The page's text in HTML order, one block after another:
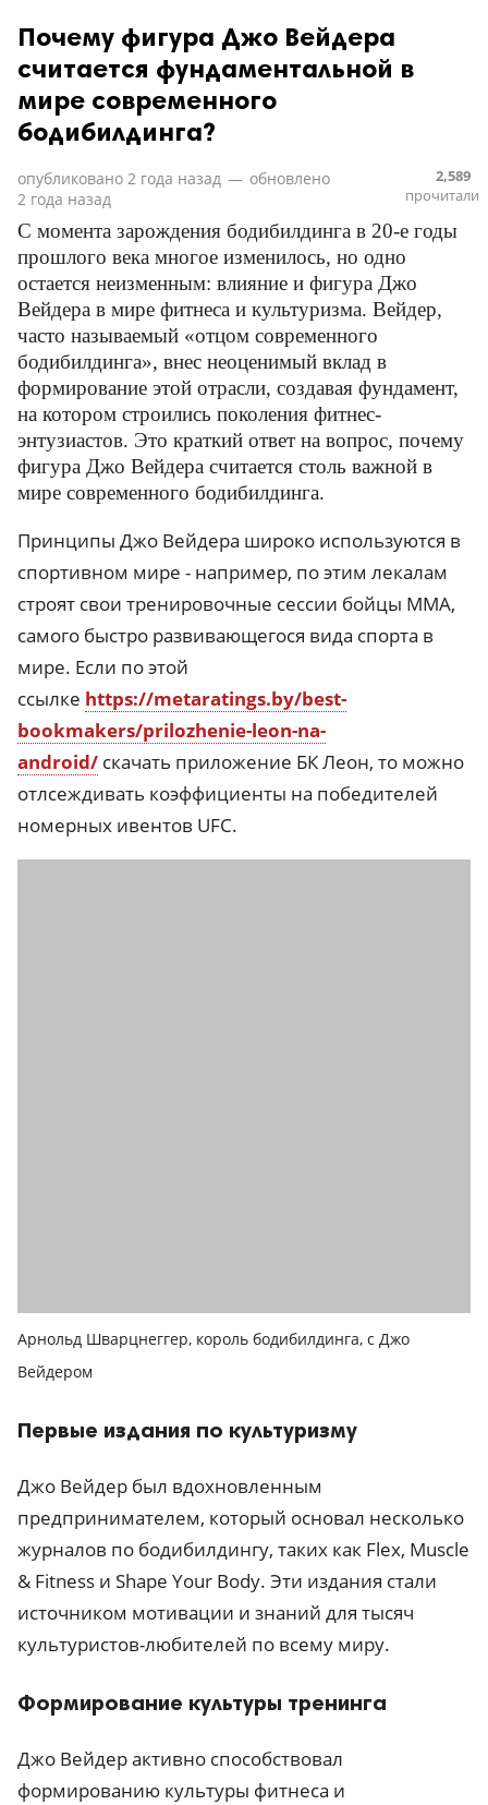
Почему фигура Джо Вейдера
считается фундаментальной в
мире современного
бодибилдинга?
опубликовано 2 года назад — обновлено
2 года назад
2,589
прочитали
С момента зарождения бодибилдинга в 20-е годы
прошлого века многое изменилось, но одно
остается неизменным: влияние и фигура Джо
Вейдера в мире фитнеса и культуризма. Вейдер,
часто называемый «отцом современного
бодибилдинга», внес неоценимый вклад в
формирование этой отрасли, создавая фундамент,
на котором строились поколения фитнес-
энтузиастов. Это краткий ответ на вопрос, почему
фигура Джо Вейдера считается столь важной в
мире современного бодибилдинга.
Принципы Джо Вейдера широко используются в
спортивном мире - например, по этим лекалам
строят свои тренировочные сессии бойцы ММА,
самого быстро развивающегося вида спорта в
мире. Если по этой
ссылке https://metaratings.by/best-
bookmakers/prilozhenie-leon-na-
android/ скачать приложение БК Леон, то можно
отлсеждивать коэффициенты на победителей
номерных ивентов UFC.
Арнольд Шварцнеггер, король бодибилдинга, с Джо
Вейдером
Первые издания по культуризму
Джо Вейдер был вдохновленным
предпринимателем, который основал несколько
журналов по бодибилдингу, таких как Flex, Muscle
& Fitness и Shape Your Body. Эти издания стали
источником мотивации и знаний для тысяч
культуристов-любителей по всему миру.
Формирование культуры тренинга
Джо Вейдер активно способствовал
формированию культуры фитнеса и